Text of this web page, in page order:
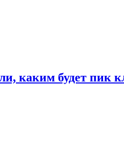
каким будет пик